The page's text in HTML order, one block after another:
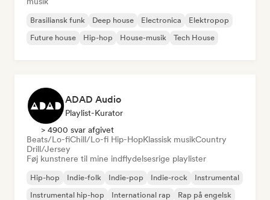
Brasiliansk funk Deep house Electronica
Elektropop
Future house
Hip-hop House-musik Tech House
ADAD Audio
Playlist-Kurator
> 4900 svar afgivet
Beats/Lo-fiChill/Lo-fi Hip-HopKlassisk musikCountry
Drill/Jersey
Føj kunstnere til mine indflydelsesrige playlister
Hip-hop Indie-folk Indie-pop Indie-rock
Instrumental
Instrumental hip-hop
International rap Rap på engelsk